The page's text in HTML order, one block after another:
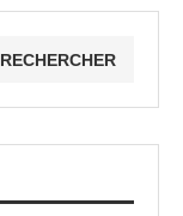
RECHERCHER